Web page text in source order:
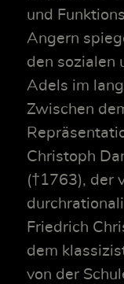
und
Angern
den sozialen
Adels im
Zwischen
Christoph
(†1763), der
Friedrich
dem
von der